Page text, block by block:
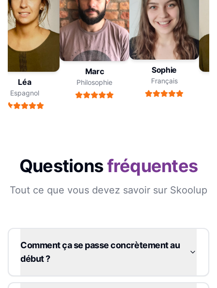
Léa
Espagnol
Marc
Philosophie
Sophie
Français
Questionsfréquentes
Tout ce que vous devez savoir sur Skoolup
Comment ça se passe concrètement au
début ?